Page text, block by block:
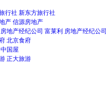
新东方旅行社
信源房地产
富莱利 房地产经纪公司
北京食府
中国屋
正大旅游